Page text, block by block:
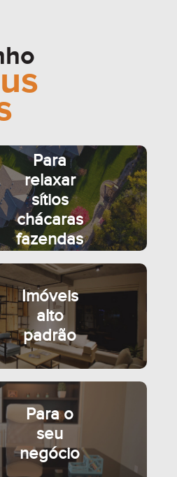
Para
relaxar
sítios
chácaras
fazendas
Imóveis
alto
padrão
Para o
seu
negócio